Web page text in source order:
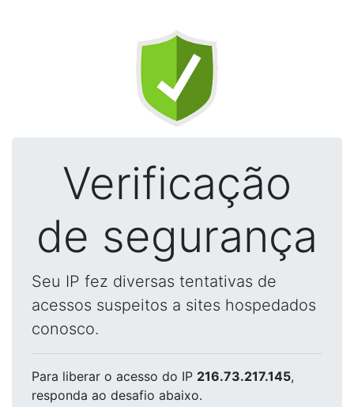
Verificação
de segurança
Seu IP fez diversas tentativas de
acessos suspeitos a sites hospedados
conosco.
Para liberar o acesso do IP 216.73.217.145,
responda ao desafio abaixo.